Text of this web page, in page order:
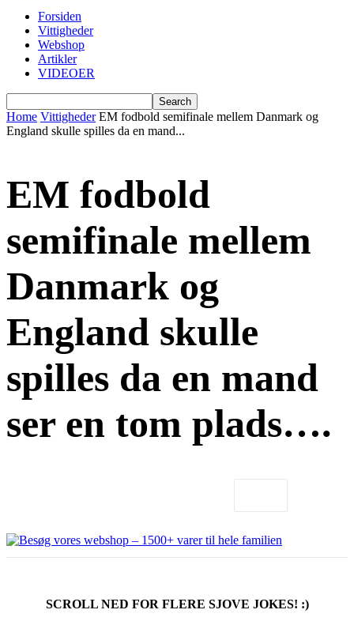
Forsiden
Vittigheder
Webshop
Artikler
VIDEOER
Home Vittigheder EM fodbold semifinale mellem Danmark og
England skulle spilles da en mand...
EM fodbold
semifinale mellem
Danmark og
England skulle
spilles da en mand
ser en tom plads….
SCROLL NED FOR FLERE SJOVE JOKES! :)